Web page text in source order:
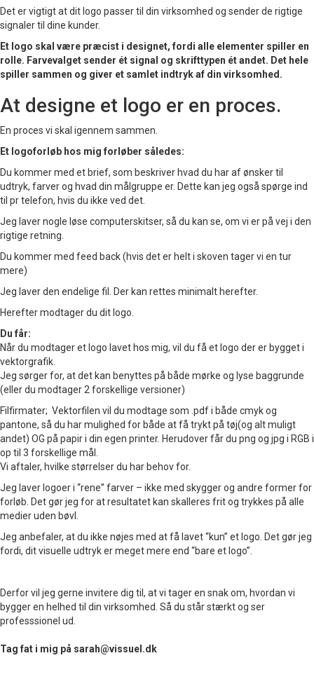
Det er vigtigt at dit logo passer til din virksomhed og sender de rigtige
signaler til dine kunder.
Et logo skal være præcist i designet, fordi alle elementer spiller en
rolle. Farvevalget sender ét signal og skrifttypen ét andet. Det hele
spiller sammen og giver et samlet indtryk af din virksomhed.
At designe et logo er en proces.
En proces vi skal igennem sammen.
Et logoforløb hos mig forløber således:
Du kommer med et brief, som beskriver hvad du har af ønsker til
udtryk, farver og hvad din målgruppe er. Dette kan jeg også spørge ind
til pr telefon, hvis du ikke ved det.
Jeg laver nogle løse computerskitser, så du kan se, om vi er på vej i den
rigtige retning.
Du kommer med feed back (hvis det er helt i skoven tager vi en tur
mere)
Jeg laver den endelige fil. Der kan rettes minimalt herefter.
Herefter modtager du dit logo.
Du får:
Når du modtager et logo lavet hos mig, vil du få et logo der er bygget i
vektorgrafik.
Jeg sørger for, at det kan benyttes på både mørke og lyse baggrunde
(eller du modtager 2 forskellige versioner)
Filfirmater; Vektorfilen vil du modtage som .pdf i både cmyk og
pantone, så du har mulighed for både at få trykt på tøj(og alt muligt
andet) OG på papir i din egen printer. Herudover får du png og jpg i RGB i
op til 3 forskellige mål.
Vi aftaler, hvilke størrelser du har behov for.
Jeg laver logoer i “rene” farver – ikke med skygger og andre former for
forløb. Det gør jeg for at resultatet kan skalleres frit og trykkes på alle
medier uden bøvl.
Jeg anbefaler, at du ikke nøjes med at få lavet “kun” et logo. Det gør jeg
fordi, dit visuelle udtryk er meget mere end “bare et logo”.
Derfor vil jeg gerne invitere dig til, at vi tager en snak om, hvordan vi
bygger en helhed til din virksomhed. Så du står stærkt og ser
professsionel ud.
Tag fat i mig på sarah@vissuel.dk